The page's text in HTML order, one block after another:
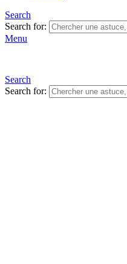
Search
Search for:
Menu
Search
Search for: